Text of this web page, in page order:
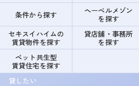
条件から探す
ヘーベルメゾン
を探す
セキスイハイムの
賃貸物件を探す
貸店舗・事務所
を探す
ペット共生型
賃貸住宅を探す
貸したい